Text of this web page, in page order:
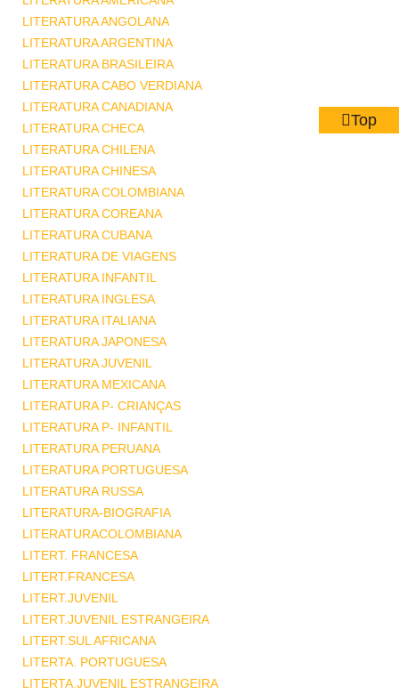
LITERATURA ANGOLANA
LITERATURA ARGENTINA
LITERATURA BRASILEIRA
LITERATURA CABO VERDIANA
LITERATURA CANADIANA
LITERATURA CHECA
LITERATURA CHILENA
LITERATURA CHINESA
LITERATURA COLOMBIANA
LITERATURA COREANA
LITERATURA CUBANA
LITERATURA DE VIAGENS
LITERATURA INFANTIL
LITERATURA INGLESA
LITERATURA ITALIANA
LITERATURA JAPONESA
LITERATURA JUVENIL
LITERATURA MEXICANA
LITERATURA P- CRIANÇAS
LITERATURA P- INFANTIL
LITERATURA PERUANA
LITERATURA PORTUGUESA
LITERATURA RUSSA
LITERATURA-BIOGRAFIA
LITERATURACOLOMBIANA
LITERT. FRANCESA
LITERT.FRANCESA
LITERT.JUVENIL
LITERT.JUVENIL ESTRANGEIRA
LITERT.SUL AFRICANA
LITERTA. PORTUGUESA
LITERTA.JUVENIL ESTRANGEIRA
Top